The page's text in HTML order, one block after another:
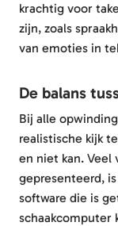
krachtig voor
zijn, zoals
van emoties in
De balans
Bij alle
realistische kijk
en niet kan. Veel
gepresenteerd,
software die is
schaakcomputer